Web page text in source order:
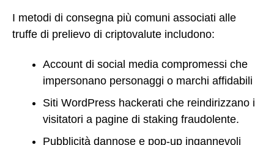
I metodi di consegna più comuni associati alle
truffe di prelievo di criptovalute includono:
Account di social media compromessi che
impersonano personaggi o marchi affidabili
Siti WordPress hackerati che reindirizzano i
visitatori a pagine di staking fraudolente.
Pubblicità dannose e pop-up ingannevoli